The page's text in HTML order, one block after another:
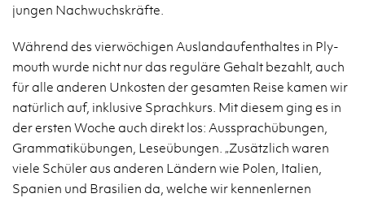
jun­gen Nach­wuch­skräfte.
Während des vierwöchi­gen Aus­lan­daufen­thaltes in Ply­
mouth wurde nicht nur das reguläre Gehalt bezahlt, auch
für alle an­deren Un­kosten der gesamten Reise kamen wir
natürlich auf, inklu­sive Sprachkurs. Mit diesem ging es in
der er­sten Woche auch di­rekt los: Ausspra­chübun­gen,
Gram­matikübun­gen, Leseübun­gen. „Zusätzlich waren
viele Schüler aus an­deren Ländern wie Polen, Ital­ien,
Spanien und Brasilien da, welche wir ken­nen­ler­nen